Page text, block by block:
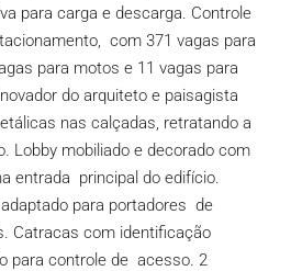
para carga e descarga. Controle
com 371 vagas para
para motos e 11 vagas para
do arquiteto e paisagista
nas calçadas, retratando a
Lobby mobiliado e decorado com
entrada principal do edifício.
para portadores de
Catracas com identificação
para controle de acesso. 2